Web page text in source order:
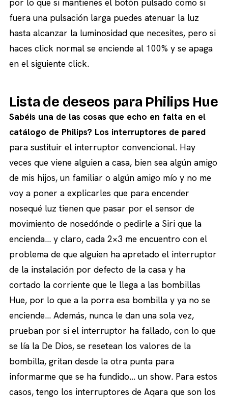
fuera una pulsación larga puedes atenuar la luz
hasta alcanzar la luminosidad que necesites, pero si
haces click normal se enciende al 100% y se apaga
en el siguiente click.
Lista de deseos para Philips Hue
Sabéis una de las cosas que echo en falta en el
catálogo de Philips? Los interruptores de pared
para sustituir el interruptor convencional. Hay
veces que viene alguien a casa, bien sea algún amigo
de mis hijos, un familiar o algún amigo mío y no me
voy a poner a explicarles que para encender
nosequé luz tienen que pasar por el sensor de
movimiento de nosedónde o pedirle a Siri que la
encienda… y claro, cada 2×3 me encuentro con el
problema de que alguien ha apretado el interruptor
de la instalación por defecto de la casa y ha
cortado la corriente que le llega a las bombillas
Hue, por lo que a la porra esa bombilla y ya no se
enciende… Además, nunca le dan una sola vez,
prueban por si el interruptor ha fallado, con lo que
se lía la De Dios, se resetean los valores de la
bombilla, gritan desde la otra punta para
informarme que se ha fundido… un show. Para estos
casos, tengo los interruptores de Aqara que son los